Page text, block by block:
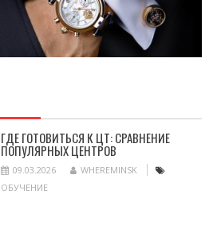
ГДЕ ГОТОВИТЬСЯ К ЦТ: СРАВНЕНИЕ
ПОПУЛЯРНЫХ ЦЕНТРОВ
09.03.2026
WHEREMINSK
ОБУЧЕНИЕ